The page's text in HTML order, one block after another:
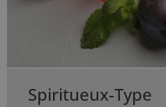
Spiritueux-Type